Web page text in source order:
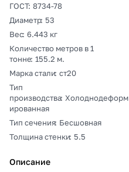
ГОСТ: 8734-78
Диаметр: 53
Вес: 6.443 кг
Количество метров в 1
тонне: 155.2 м.
Марка стали: ст20
Тип
производства: Холоднодеформ
ированная
Тип сечения: Бесшовная
Толщина стенки: 5.5
Описание